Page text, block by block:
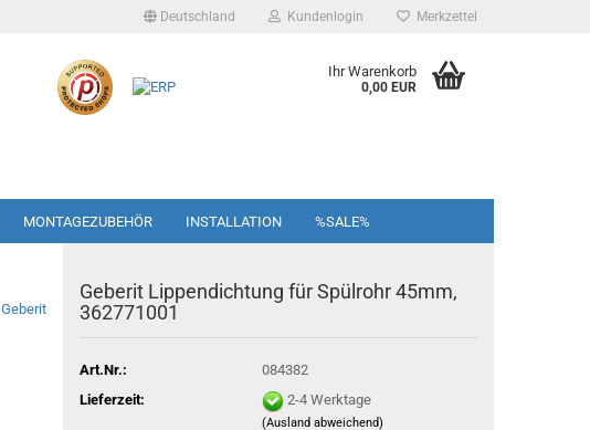
Deutschland Kundenlogin Merkzettel
Ihr Warenkorb
0,00 EUR
MONTAGEZUBEHÖR INSTALLATION %SALE%
Geberit
Geberit Lippendichtung für Spülrohr 45mm,
362771001
Art.Nr.:
084382
Lieferzeit:
2-4 Werktage
(Ausland abweichend)